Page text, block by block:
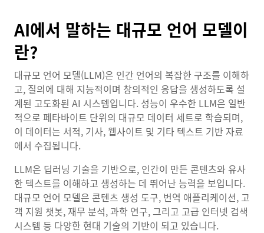
AI에서 말하는 대규모 언어 모델이
란?
대규모 언어 모델(LLM)은 인간 언어의 복잡한 구조를 이해하
고, 질의에 대해 지능적이며 창의적인 응답을 생성하도록 설
계된 고도화된 AI 시스템입니다. 성능이 우수한 LLM은 일반
적으로 페타바이트 단위의 대규모 데이터 세트로 학습되며,
이 데이터는 서적, 기사, 웹사이트 및 기타 텍스트 기반 자료
에서 수집됩니다.
LLM은 딥러닝 기술을 기반으로, 인간이 만든 콘텐츠와 유사
한 텍스트를 이해하고 생성하는 데 뛰어난 능력을 보입니다.
대규모 언어 모델은 콘텐츠 생성 도구, 번역 애플리케이션, 고
객 지원 챗봇, 재무 분석, 과학 연구, 그리고 고급 인터넷 검색
시스템 등 다양한 현대 기술의 기반이 되고 있습니다.